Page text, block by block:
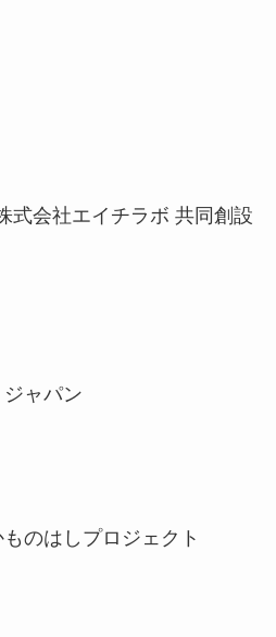
式会社エイチラボ 共同創設
ャパン
のはしプロジェクト